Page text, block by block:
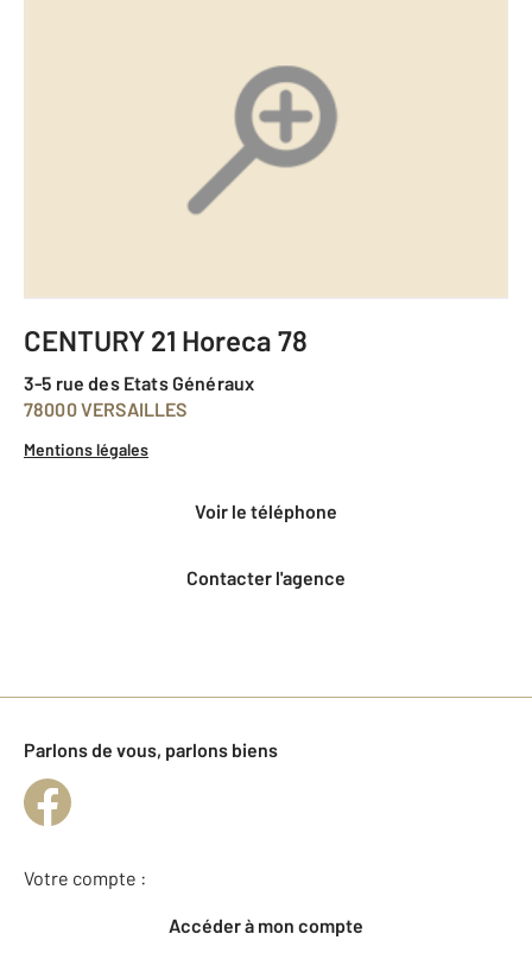
CENTURY 21 Horeca 78
3-5 rue des Etats Généraux
78000 VERSAILLES
Mentions légales
voir le téléphone
Contacter l'agence
Parlons de vous, parlons biens
Votre compte :
Accéder à mon compte